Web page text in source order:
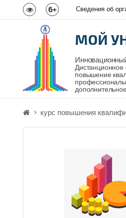
6+ Сведения об
МОЙ
Дистанционное
повышение
курс повышения